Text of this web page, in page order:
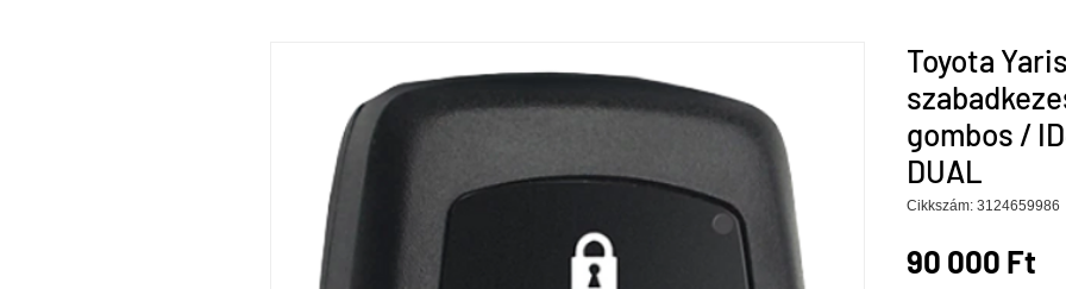
Toyota
gombos /
DUAL
Cikkszám: 3124659986
90 000 Ft